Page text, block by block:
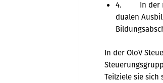
4. In der
dualen
In der OloV
Teilziele sie